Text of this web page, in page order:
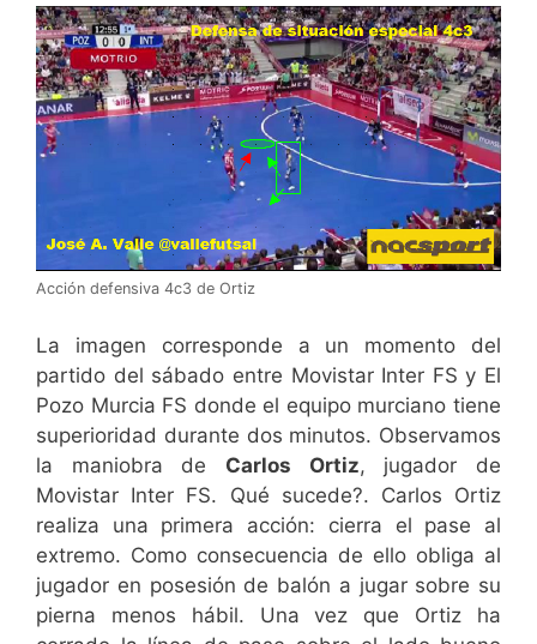
Acción defensiva 4c3 de Ortiz
La imagen corresponde a un momento del
partido del sábado entre Movistar Inter FS y El
Pozo Murcia FS donde el equipo murciano tiene
superioridad durante dos minutos. Observamos
la maniobra de Carlos Ortiz, jugador de
Movistar Inter FS. Qué sucede?. Carlos Ortiz
realiza una primera acción: cierra el pase al
extremo. Como consecuencia de ello obliga al
jugador en posesión de balón a jugar sobre su
pierna menos hábil. Una vez que Ortiz ha